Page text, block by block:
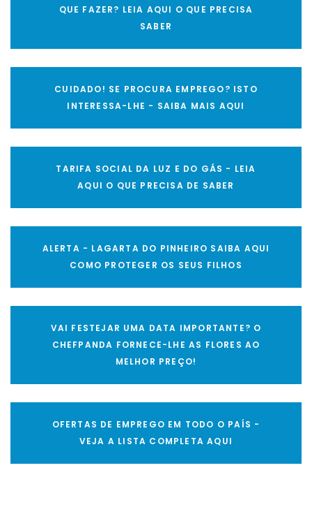
QUE FAZER? LEIA AQUI O QUE PRECISA
SABER
CUIDADO! SE PROCURA EMPREGO? ISTO
INTERESSA-LHE - SAIBA MAIS AQUI
TARIFA SOCIAL DA LUZ E DO GÁS - LEIA
AQUI O QUE PRECISA DE SABER
ALERTA - LAGARTA DO PINHEIRO SAIBA AQUI
COMO PROTEGER OS SEUS FILHOS
VAI FESTEJAR UMA DATA IMPORTANTE? O
CHEFPANDA FORNECE-LHE AS FLORES AO
MELHOR PREÇO!
OFERTAS DE EMPREGO EM TODO O PAÍS -
VEJA A LISTA COMPLETA AQUI